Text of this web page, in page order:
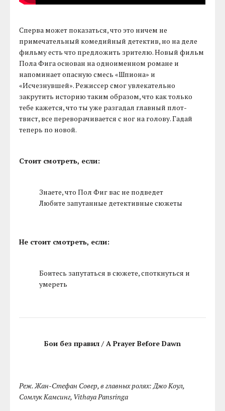
Сперва может показаться, что это ничем не
примечательный комедийный детектив, но на деле
фильму есть что предложить зрителю. Новый фильм
Пола Фига основан на одноименном романе и
напоминает опасную смесь «Шпиона» и
«Исчезнувшей». Режиссер смог увлекательно
закрутить историю таким образом, что как только
тебе кажется, что ты уже разгадал главный плот-
твист, все переворачивается с ног на голову. Гадай
теперь по новой.
Стоит смотреть, если:
Знаете, что Пол Фиг вас не подведет
Любите запутанные детективные сюжеты
Не стоит смотреть, если:
Боитесь запутаться в сюжете, споткнуться и
умереть
Бои без правил / A Prayer Before Dawn
Реж. Жан-Стефан Совер, в главных ролях: Джо Коул,
Сомлук Камсинг, Vithaya Pansringa